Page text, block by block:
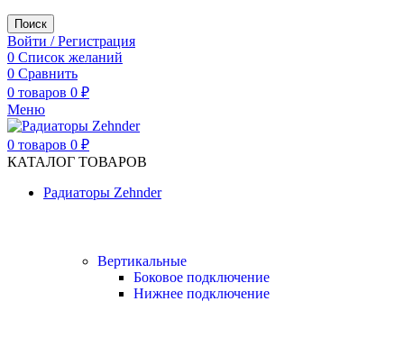
Поиск
Войти / Регистрация
0 Список желаний
0 Сравнить
0 товаров 0 ₽
Меню
0 товаров 0 ₽
КАТАЛОГ ТОВАРОВ
Радиаторы Zehnder
Вертикальные
Боковое подключение
Нижнее подключение